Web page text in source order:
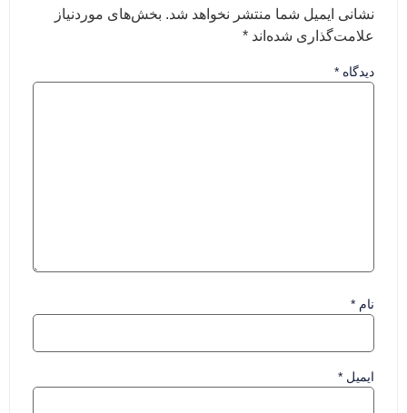
نشانی ایمیل شما منتشر نخواهد شد. بخش‌های موردنیاز
علامت‌گذاری شده‌اند *
دیدگاه *
نام *
ایمیل *